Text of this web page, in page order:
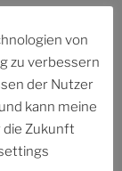
von
zu verbessern
der Nutzer
kann meine
die Zukunft